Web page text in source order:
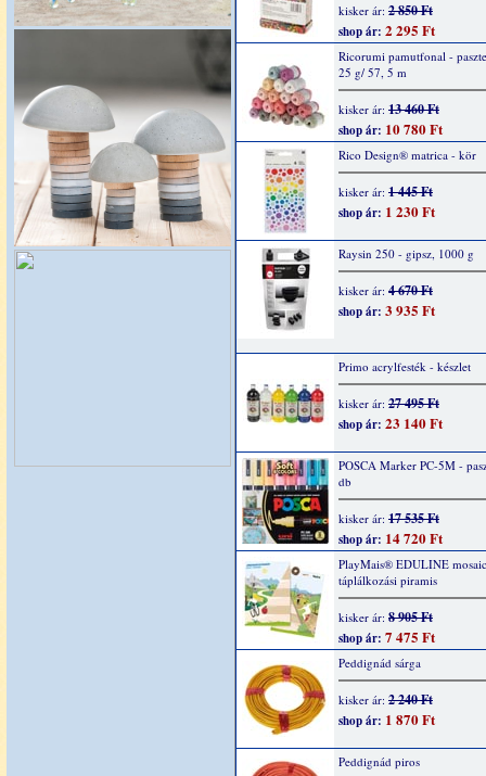
kisker ár: 2 850 Ft
shop ár: 2 295 Ft
Ricorumi pamutfonal -
25 g/ 57, 5 m
kisker ár: 13 460 Ft
shop ár: 10 780 Ft
Rico Design® matrica - kör
kisker ár: 1 445 Ft
shop ár: 1 230 Ft
Raysin 250 - gipsz, 1000 g
kisker ár: 4 670 Ft
shop ár: 3 935 Ft
Primo acrylfesték - készlet
kisker ár: 27 495 Ft
shop ár: 23 140 Ft
POSCA Marker PC-5M -
db
kisker ár: 17 535 Ft
shop ár: 14 720 Ft
PlayMais® EDULINE
táplálkozási piramis
kisker ár: 8 905 Ft
shop ár: 7 475 Ft
Peddignád sárga
kisker ár: 2 240 Ft
shop ár: 1 870 Ft
Peddignád piros